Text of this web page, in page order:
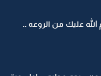
عليك من الروعه ..